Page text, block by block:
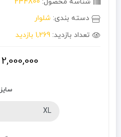
دسته بندی: شلوار
تعداد بازدید: 1,269 بازدید
2,000,000
سایز